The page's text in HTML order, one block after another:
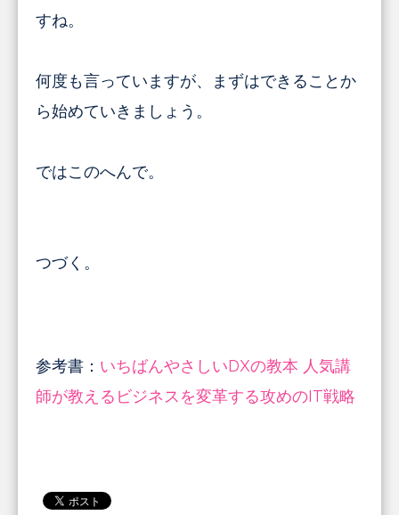
すね。
何度も言っていますが、まずはできることか
ら始めていきましょう。
ではこのへんで。
つづく。
参考書： いちばんやさしいDXの教本 人気講
師が教えるビジネスを変革する攻めのIT戦略